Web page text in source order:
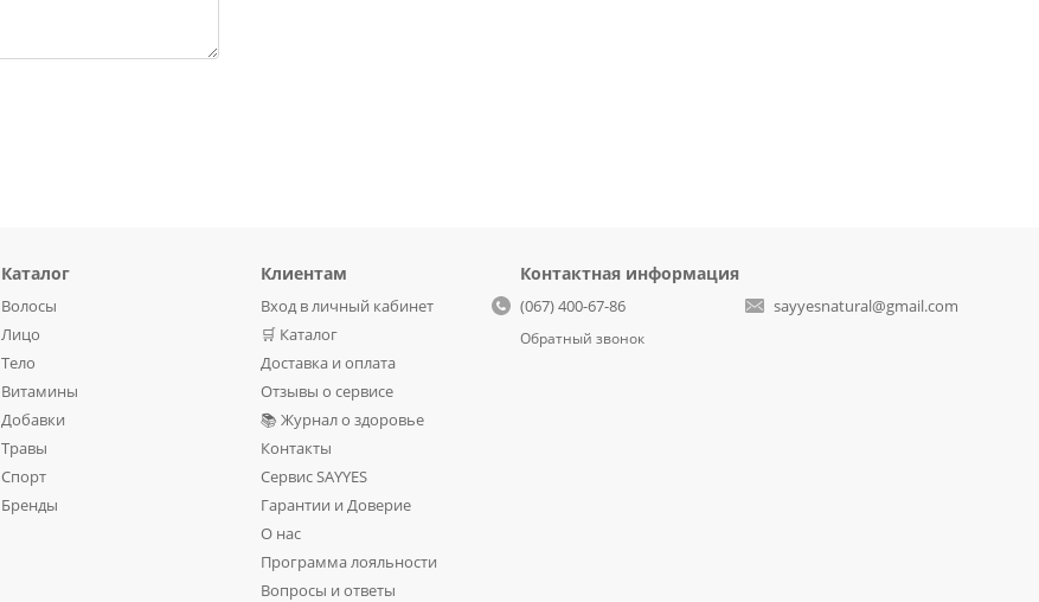
Каталог
Волосы
Лицо
Тело
Витамины
Добавки
Травы
Спорт
Бренды
Клиентам
Вход в личный кабинет
🛒 Каталог
Доставка и оплата
Отзывы о сервисе
📚 Журнал о здоровье
Контакты
Сервис SAYYES
Гарантии и Доверие
О нас
Программа лояльности
Вопросы и ответы
Контактная информация
(067) 400-67-86
Обратный звонок
sayyesnatural@gmail.com